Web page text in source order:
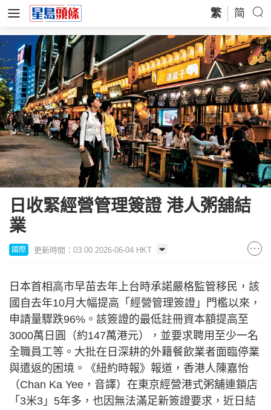
繁 简
日收緊經營管理簽證 港人粥舖結
業
國際 更新時間：03:00 2026-06-04 HKT
日本首相高市早苗去年上台時承諾嚴格監管移民，該
國自去年10月大幅提高「經營管理簽證」門檻以來，
申請量驟跌96%。該簽證的最低註冊資本額提高至
3000萬日圓（約147萬港元），並要求聘用至少一名
全職員工等。大批在日深耕的外籍餐飲業者面臨停業
與遣返的困境。《紐約時報》報道，香港人陳嘉怡
（Chan Ka Yee，音譯）在東京經營港式粥舖連鎖店
「3米3」5年多，也因無法滿足新簽證要求，近日結